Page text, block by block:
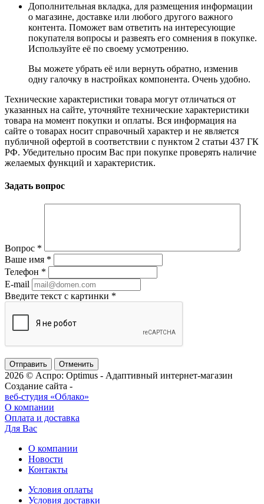
Дополнительная вкладка, для размещения информации
о магазине, доставке или любого другого важного
контента. Поможет вам ответить на интересующие
покупателя вопросы и развеять его сомнения в покупке.
Используйте её по своему усмотрению.
Вы можете убрать её или вернуть обратно, изменив
одну галочку в настройках компонента. Очень удобно.
Технические характеристики товара могут отличаться от
указанных на сайте, уточняйте технические характеристики
товара на момент покупки и оплаты. Вся информация на
сайте о товарах носит справочный характер и не является
публичной офертой в соответствии с пунктом 2 статьи 437 ГК
РФ. Убедительно просим Вас при покупке проверять наличие
желаемых функций и характеристик.
Задать вопрос
Вопрос *
Ваше имя *
Телефон *
E-mail
Введите текст с картинки *
Отменить
2026 © Аспро: Optimus - Адаптивный интернет-магазин
Создание сайта -
веб-студия «Облако»
О компании
Оплата и доставка
Для Вас
О компании
Новости
Контакты
Условия оплаты
Условия доставки